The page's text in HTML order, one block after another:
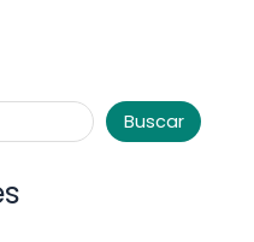
Buscar